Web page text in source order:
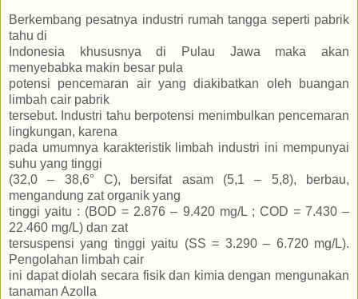
Berkembang pesatnya industri rumah tangga seperti pabrik
tahu di
Indonesia khususnya di Pulau Jawa maka akan
menyebabka makin besar pula
potensi pencemaran air yang diakibatkan oleh buangan
limbah cair pabrik
tersebut. Industri tahu berpotensi menimbulkan pencemaran
lingkungan, karena
pada umumnya karakteristik limbah industri ini mempunyai
suhu yang tinggi
(32,0 – 38,6° C), bersifat asam (5,1 – 5,8), berbau,
mengandung zat organik yang
tinggi yaitu : (BOD = 2.876 – 9.420 mg/L ; COD = 7.430 –
22.460 mg/L) dan zat
tersuspensi yang tinggi yaitu (SS = 3.290 – 6.720 mg/L).
Pengolahan limbah cair
ini dapat diolah secara fisik dan kimia dengan mengunakan
tanaman Azolla